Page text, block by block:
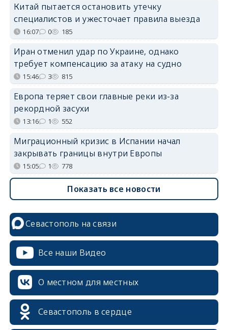
Китай пытается остановить утечку
специалистов и ужесточает правила выезда
16:07 0 185
Иран отменил удар по Украине, однако
требует компенсацию за атаку на судно
15:46 3 815
Европа теряет свои главные реки из-за
рекордной засухи
13:16 1 552
Миграционный кризис в Испании начал
закрывать границы внутри Европы
15:05 1 778
Показать все новости
Севастополь на связи
Все наши Видео
О местном для местных
Севастополь в сердце